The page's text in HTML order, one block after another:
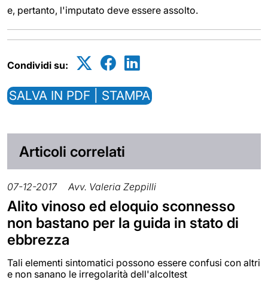
e, pertanto, l'imputato deve essere assolto.
Condividi su:
SALVA IN PDF | STAMPA
Articoli correlati
07-12-2017 Avv. Valeria Zeppilli
Alito vinoso ed eloquio sconnesso
non bastano per la guida in stato di
ebbrezza
Tali elementi sintomatici possono essere confusi con altri
e non sanano le irregolarità dell'alcoltest